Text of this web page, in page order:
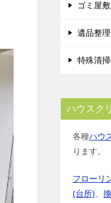
ゴミ屋
遺品整理
特殊清
ハウスク
各種ハウ
ります。
フローリ
(台所)